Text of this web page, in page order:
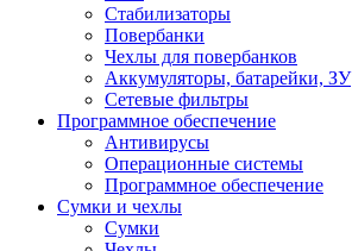
Стабилизаторы
Повербанки
Чехлы для повербанков
Аккумуляторы, батарейки, ЗУ
Сетевые фильтры
Программное обеспечение
Антивирусы
Операционные системы
Программное обеспечение
Сумки и чехлы
Сумки